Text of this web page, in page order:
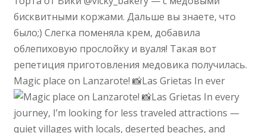
Magic place on Lanzarote! 📸Las Grietas In ever